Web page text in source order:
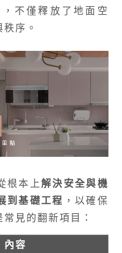
不僅釋放了地面空
序。
根本上 解決安全與機
到基礎工程 ，以確保
見的翻新項目：
內容